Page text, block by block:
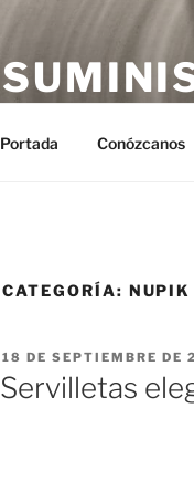
Portada Conózcanos
CATEGORÍA: NUPIK
PUBLICADO
EL
18 DE SEPTIEMBRE DE
Servilletas